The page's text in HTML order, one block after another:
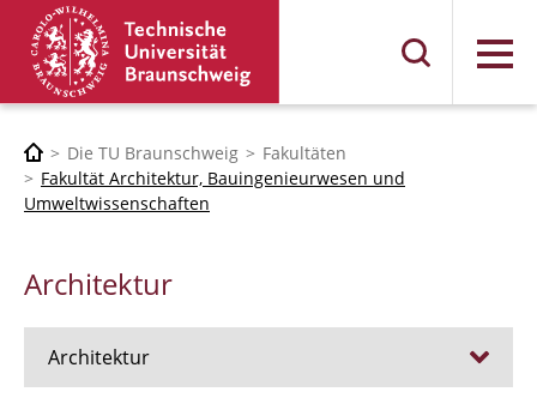
Menü
Die TU Braunschweig
Fakultäten
Fakultät Architektur, Bauingenieurwesen und
Umweltwissenschaften
Architektur
Architektur